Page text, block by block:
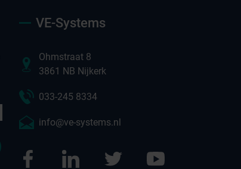
VE-Systems
Ohmstraat 8
3861 NB Nijkerk
033-245 8334
info@ve-systems.nl